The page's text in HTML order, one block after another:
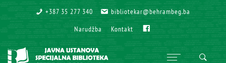
+387 35 277 340
+387 35 277 340 bibliotekar@behrambeg.ba
bibliotekar@behrambeg.ba
Narudžba
Narudžba Kontakt
Kontakt